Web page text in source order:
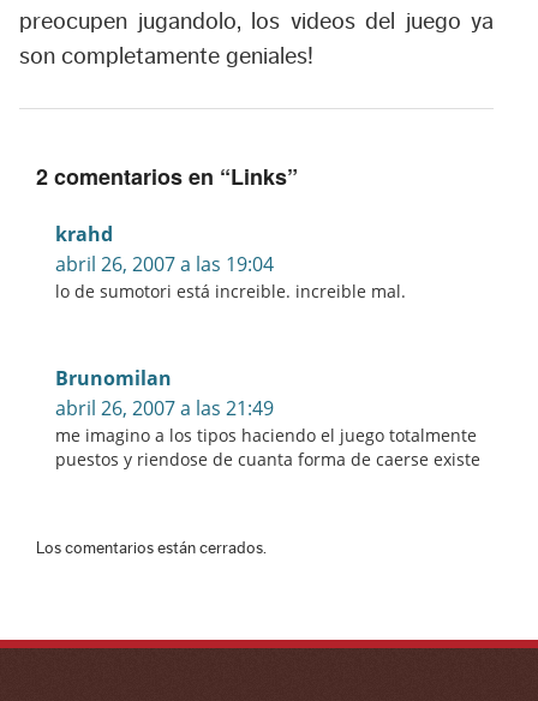
preocupen jugandolo, los videos del juego ya
son completamente geniales!
2 comentarios en “Links”
krahd
abril 26, 2007 a las 19:04
lo de sumotori está increible. increible mal.
Brunomilan
abril 26, 2007 a las 21:49
me imagino a los tipos haciendo el juego totalmente
puestos y riendose de cuanta forma de caerse existe
Los comentarios están cerrados.